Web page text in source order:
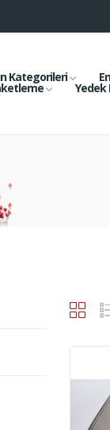
Kategorileri
Yedek